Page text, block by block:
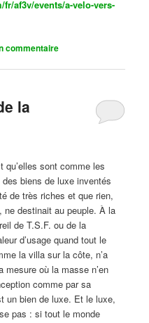
af3v/events/a-velo-vers-
commentaire
la
qu’elles sont comme les
biens de luxe inventés
de très riches et que rien,
ne destinait au peuple. À la
de T.S.F. ou de la
d’usage quand tout le
la villa sur la côte, n’a
mesure où la masse n’en
comme par sa
un bien de luxe. Et le luxe,
pas : si tout le monde